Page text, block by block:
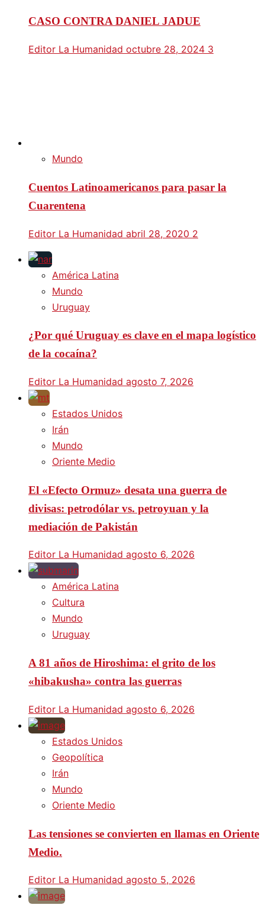
CASO CONTRA DANIEL JADUE
Editor La Humanidad octubre 28, 2024 3
Mundo
Cuentos Latinoamericanos para pasar la
Cuarentena
Editor La Humanidad abril 28, 2020 2
América Latina
Mundo
Uruguay
¿Por qué Uruguay es clave en el mapa logístico
de la cocaína?
Editor La Humanidad agosto 7, 2026
Estados Unidos
Irán
Mundo
Oriente Medio
El «Efecto Ormuz» desata una guerra de
divisas: petrodólar vs. petroyuan y la
mediación de Pakistán
Editor La Humanidad agosto 6, 2026
América Latina
Cultura
Mundo
Uruguay
A 81 años de Hiroshima: el grito de los
«hibakusha» contra las guerras
Editor La Humanidad agosto 6, 2026
Estados Unidos
Geopolítica
Irán
Mundo
Oriente Medio
Las tensiones se convierten en llamas en Oriente
Medio.
Editor La Humanidad agosto 5, 2026